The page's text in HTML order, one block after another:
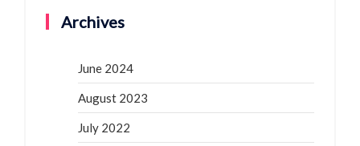
Archives
June 2024
August 2023
July 2022